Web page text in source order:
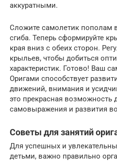
аккуратными.
Сложите самолетик пополам
сгиба. Теперь сформируйте
края вниз с обеих сторон.
крыльев, чтобы добиться
характеристик. Готово! Ваш
Оригами способствует
движений, внимания и
это прекрасная возможность
самовыражения и развития
Советы для занятий
Для успешных и
детьми, важно правильно